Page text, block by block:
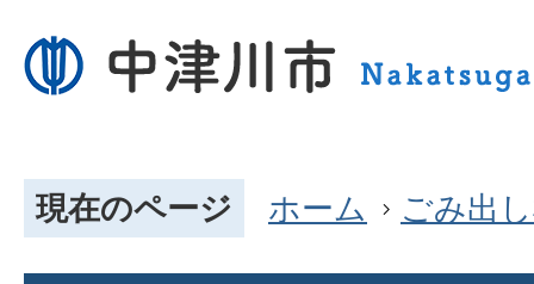
現在のページ ホーム ごみ出